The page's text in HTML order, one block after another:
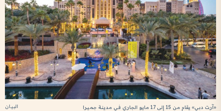
البيان «آرت دبي» يقام من 15 إلى 17 مايو الجاري في مدينة جميرا